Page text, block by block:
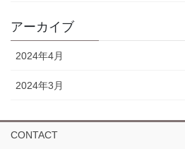
アーカイブ
2024年4月
2024年3月
CONTACT